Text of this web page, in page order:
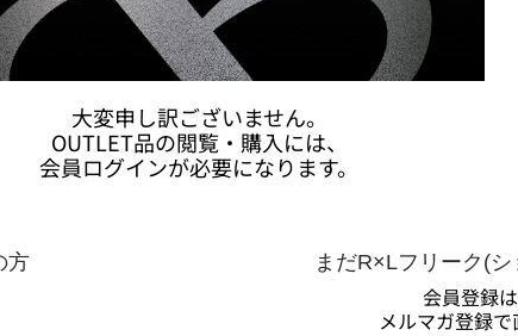
大変申し訳ございません。
OUTLET品の閲覧・購入には、
会員ログインが必要になります。
方 まだR×Lフリーク(
会員登録
メルマガ登録